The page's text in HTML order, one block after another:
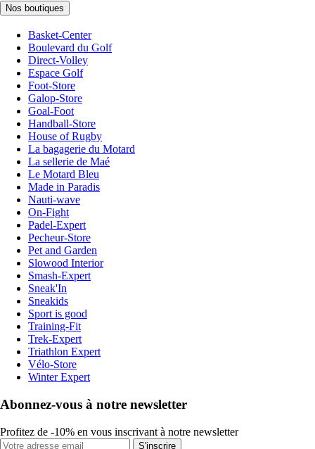
Nos boutiques
Basket-Center
Boulevard du Golf
Direct-Volley
Espace Golf
Foot-Store
Galop-Store
Goal-Foot
Handball-Store
House of Rugby
La bagagerie du Motard
La sellerie de Maé
Le Motard Bleu
Made in Paradis
Nauti-wave
On-Fight
Padel-Expert
Pecheur-Store
Pet and Garden
Slowood Interior
Smash-Expert
Sneak'In
Sneakids
Sport is good
Training-Fit
Trek-Expert
Triathlon Expert
Vélo-Store
Winter Expert
Abonnez-vous à notre newsletter
Profitez de -10% en vous inscrivant à notre newsletter
S'inscrire